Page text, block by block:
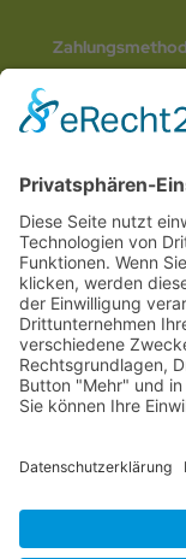
Social Media
©
Wir sind IhrOnline www
Würtemberg,
Westfalen
Thüringen
Hamburg,Wiesbaden ,